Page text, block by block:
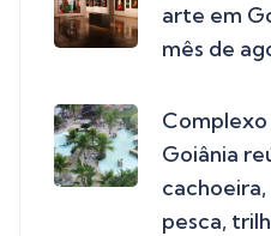
arte em
mês de
Complexo
Goiânia
cachoeira,
pesca,